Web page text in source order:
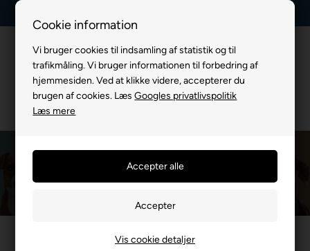
Cookie information
Vi bruger cookies til indsamling af statistik og til
trafikmåling. Vi bruger informationen til forbedring af
hjemmesiden. Ved at klikke videre, accepterer du
brugen af cookies. LæsGoogles privatlivspolitik
Læs mere
Vis cookie detaljer
Red Dingo
Du er her:MÆRKEVARE/Red Dingo
Red Dingo